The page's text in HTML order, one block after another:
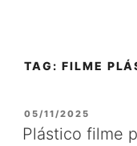
TAG: FILME
05/11/2025
Plástico filme